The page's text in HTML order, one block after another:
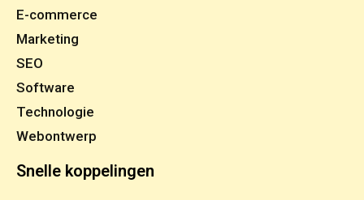
E-commerce
Marketing
SEO
Software
Technologie
Webontwerp
Snelle koppelingen